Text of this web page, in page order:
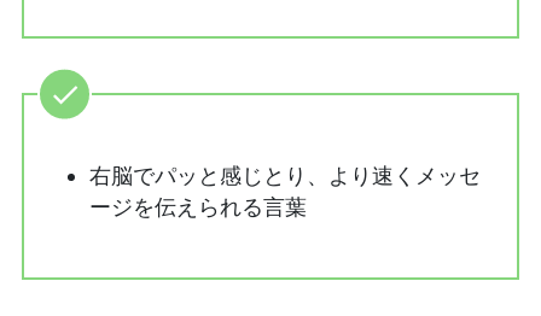
右脳でパッと感じとり、より速くメッセ
ージを伝えられる言葉